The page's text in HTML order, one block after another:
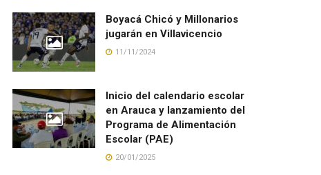
Boyacá Chicó y Millonarios
jugarán en Villavicencio
11/11/2024
Inicio del calendario escolar
en Arauca y lanzamiento del
Programa de Alimentación
Escolar (PAE)
20/01/2025